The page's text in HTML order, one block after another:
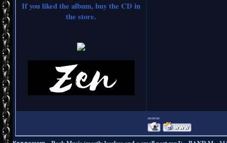
If you liked the album, buy the CD in
the store.
===